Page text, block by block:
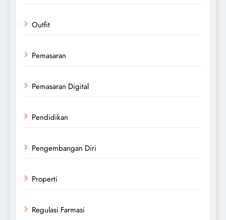
Outfit
Pemasaran
Pemasaran Digital
Pendidikan
Pengembangan Diri
Properti
Regulasi Farmasi